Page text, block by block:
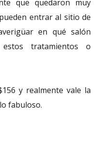
que quedaron muy
entrar al sitio de
en qué salón
estos tratamientos o
y realmente vale la
fabuloso.